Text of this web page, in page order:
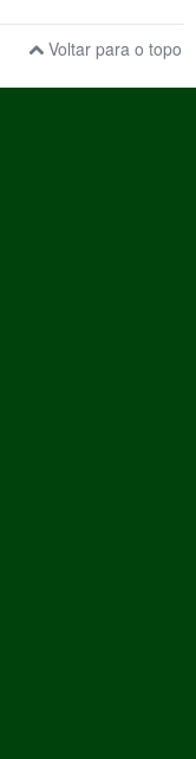
Voltar para o topo